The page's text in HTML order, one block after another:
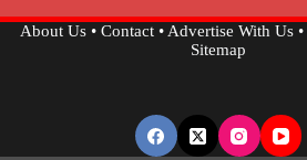
About Us• Contact•Advertise With Us•
Sitemap